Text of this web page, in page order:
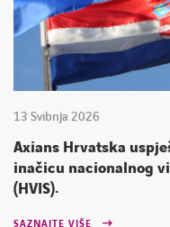
13 Svibnja 2026
Axians Hrvatska
inačicu nacionalnog
(HVIS).
SAZNAJTE VIŠE